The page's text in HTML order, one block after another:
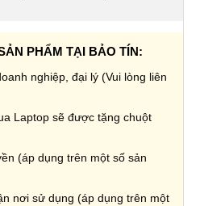
PHẨM TẠI BẢO TÍN:
nghiệp, đại lý (Vui lòng liên
Laptop sẽ được tặng chuột
(áp dụng trên một số sản
nơi sử dụng (áp dụng trên một